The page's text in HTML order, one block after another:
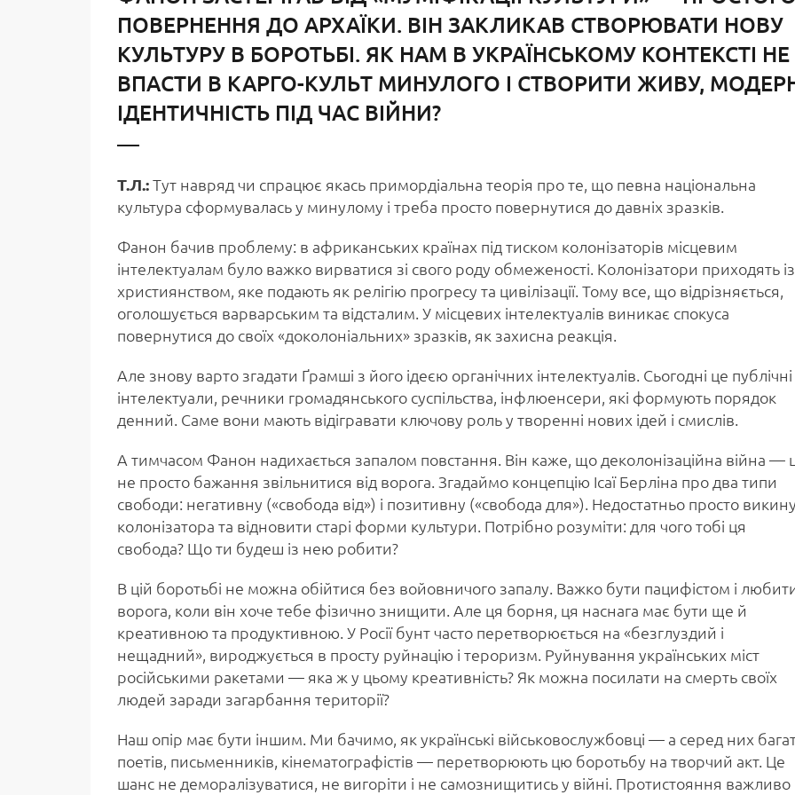
ПОВЕРНЕННЯ ДО АРХАЇКИ. ВІН ЗАКЛИКАВ СТВОРЮВАТИ НОВУ
КУЛЬТУРУ В БОРОТЬБІ. ЯК НАМ В УКРАЇНСЬКОМУ КОНТЕКСТІ НЕ
ВПАСТИ В КАРГО-КУЛЬТ МИНУЛОГО І СТВОРИТИ ЖИВУ,
ІДЕНТИЧНІСТЬ ПІД ЧАС ВІЙНИ?
Т.Л.:Тут навряд чи спрацює якась примордіальна теорія про те, що певна національна
культура сформувалась у минулому і треба просто повернутися до давніх зразків.
Фанон бачив проблему: в африканських країнах під тиском колонізаторів місцевим
інтелектуалам було важко вирватися зі свого роду обмеженості. Колонізатори приходять із
християнством, яке подають як релігію прогресу та цивілізації. Тому все, що відрізняється,
оголошується варварським та відсталим. У місцевих інтелектуалів виникає спокуса
повернутися до своїх «доколоніальних» зразків, як захисна реакція.
Але знову варто згадати Ґрамші з його ідеєю органічних інтелектуалів. Сьогодні це публічні
інтелектуали, речники громадянського суспільства, інфлюенсери, які формують порядок
денний. Саме вони мають відігравати ключову роль у творенні нових ідей і смислів.
А тимчасом Фанон надихається запалом повстання. Він каже, що деколонізаційна війна —
не просто бажання звільнитися від ворога. Згадаймо концепцію Ісаї Берліна про два типи
свободи: негативну («свобода від») і позитивну («свобода для»). Недостатньо просто
колонізатора та відновити старі форми культури. Потрібно розуміти: для чого тобі ця
свобода? Що ти будеш із нею робити?
В цій боротьбі не можна обійтися без войовничого запалу. Важко бути пацифістом і
ворога, коли він хоче тебе фізично знищити. Але ця борня, ця наснага має бути ще й
креативною та продуктивною. У Росії бунт часто перетворюється на «безглуздий і
нещадний», вироджується в просту руйнацію і тероризм. Руйнування українських міст
російськими ракетами — яка ж у цьому креативність? Як можна посилати на смерть своїх
людей заради загарбання території?
Наш опір має бути іншим. Ми бачимо, як українські військовослужбовці — а серед них
поетів, письменників, кінематографістів — перетворюють цю боротьбу на творчий акт. Це
шанс не деморалізуватися, не вигоріти і не самознищитись у війні. Протистояння важливо